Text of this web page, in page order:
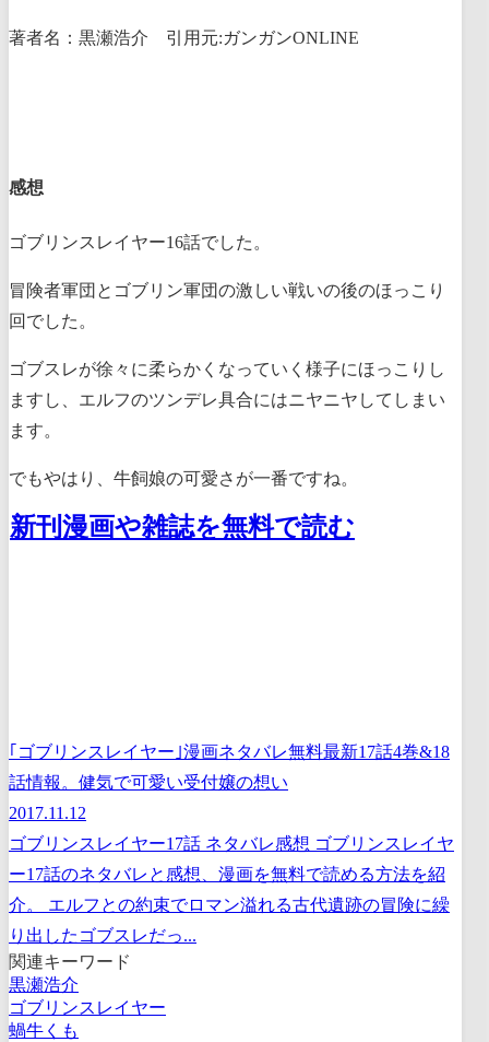
著者名：黒瀬浩介 引用元:ガンガンONLINE
感想
ゴブリンスレイヤー16話でした。
冒険者軍団とゴブリン軍団の激しい戦いの後のほっこり
回でした。
ゴブスレが徐々に柔らかくなっていく様子にほっこりし
ますし、エルフのツンデレ具合にはニヤニヤしてしまい
ます。
でもやはり、牛飼娘の可愛さが一番ですね。
新刊漫画や雑誌を無料で読む
｢ゴブリンスレイヤー｣漫画ネタバレ無料最新17話4巻&18
話情報。健気で可愛い受付嬢の想い
2017.11.12
ゴブリンスレイヤー17話 ネタバレ感想 ゴブリンスレイヤ
ー17話のネタバレと感想、漫画を無料で読める方法を紹
介。 エルフとの約束でロマン溢れる古代遺跡の冒険に繰
り出したゴブスレだっ...
関連キーワード
黒瀬浩介
ゴブリンスレイヤー
蝸牛くも